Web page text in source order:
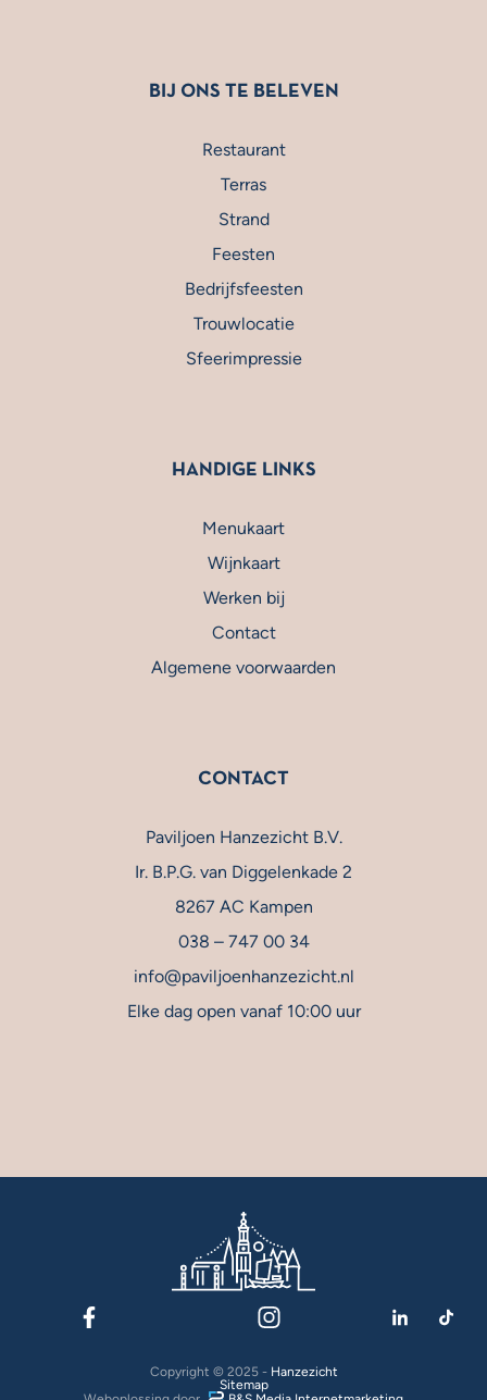
BIJ ONS TE BELEVEN
Restaurant
Terras
Strand
Feesten
Bedrijfsfeesten
Trouwlocatie
Sfeerimpressie
HANDIGE LINKS
Menukaart
Wijnkaart
Werken bij
Contact
Algemene voorwaarden
CONTACT
Paviljoen Hanzezicht B.V.
Ir. B.P.G. van Diggelenkade 2
8267 AC Kampen
038 – 747 00 34
info@paviljoenhanzezicht.nl
Elke dag open vanaf 10:00 uur
Copyright © 2025 - Hanzezicht
Sitemap